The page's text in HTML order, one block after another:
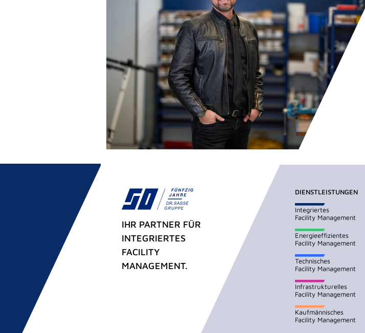
IHR PARTNER FÜR
INTEGRIERTES
FACILITY
MANAGEMENT.
DIENSTLEISTUNGEN
Integriertes
Facility Management
Energieeffizientes
Facility Management
Technisches
Facility Management
Infrastrukturelles
Facility Management
Kaufmännisches
Facility Management